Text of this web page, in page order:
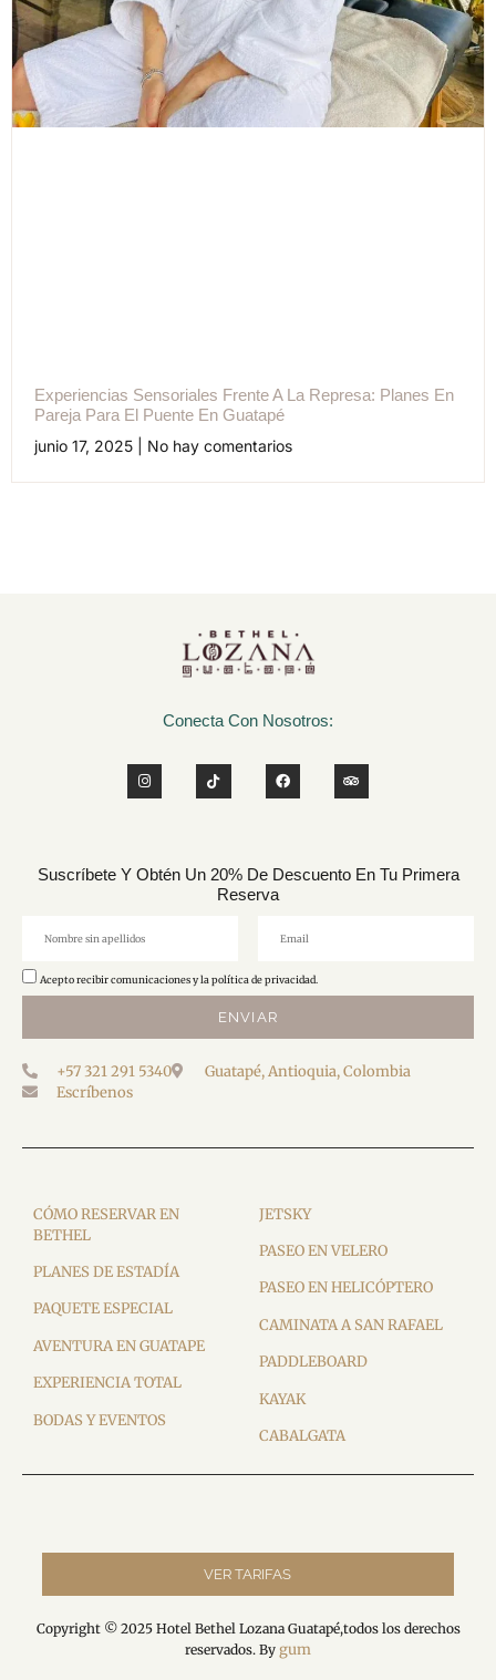
Experiencias Sensoriales Frente A La Represa: Planes En
Pareja Para El Puente En Guatapé
junio 17, 2025
No hay comentarios
Conecta Con Nosotros:
Suscríbete Y Obtén Un 20% De Descuento En Tu Primera
Reserva
Acepto recibir comunicaciones y la política de privacidad.
ENVIAR
+57 321 291 5340
Guatapé, Antioquia, Colombia
Escríbenos
CÓMO RESERVAR EN
BETHEL
PLANES DE ESTADÍA
PAQUETE ESPECIAL
AVENTURA EN GUATAPE
EXPERIENCIA TOTAL
BODAS Y EVENTOS
JETSKY
PASEO EN VELERO
PASEO EN HELICÓPTERO
CAMINATA A SAN RAFAEL
PADDLEBOARD
KAYAK
CABALGATA
VER TARIFAS
Copyright © 2025 Hotel Bethel Lozana Guatapé,todos los derechos
reservados. By gum